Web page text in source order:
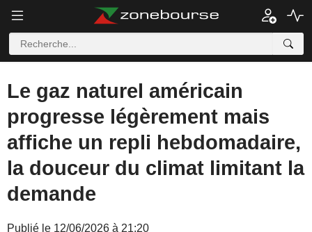
Le gaz naturel américain
progresse légèrement mais
affiche un repli hebdomadaire,
la douceur du climat limitant la
demande
Publié le 12/06/2026 à 21:20